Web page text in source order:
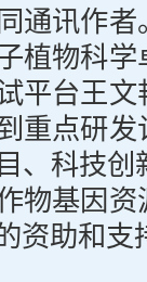
通讯作
植物科
平台王
重点研
、科技
物基因
资助和支